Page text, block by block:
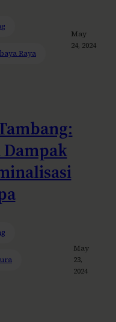
Raya
May
24, 2024
May
23,
2024